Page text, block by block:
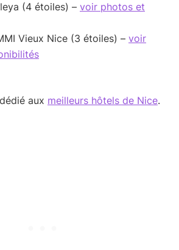
(4 étoiles) – voir photos et
Vieux Nice (3 étoiles) – voir
aux meilleurs hôtels de Nice.